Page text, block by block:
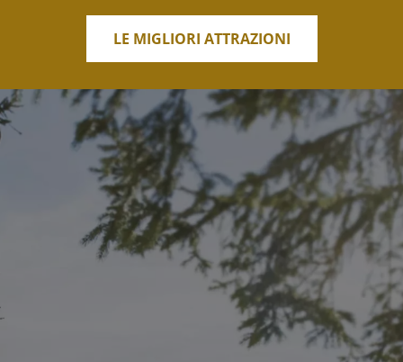
LE MIGLIORI ATTRAZIONI